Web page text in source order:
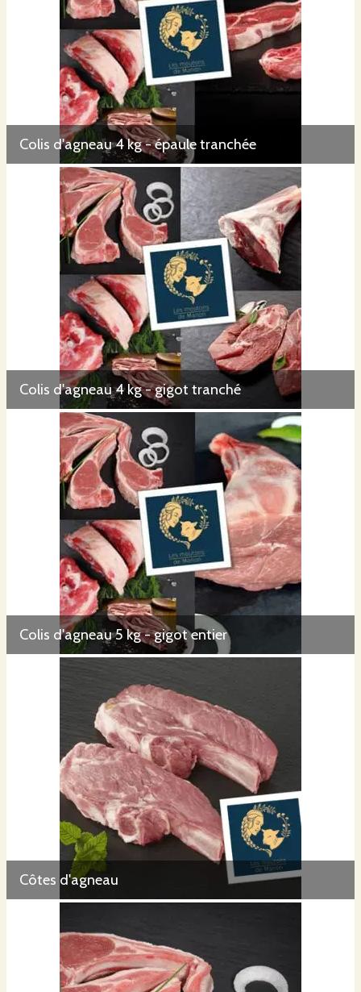
Colis d'agneau 4 kg - épaule tranchée
Colis d'agneau 4 kg - gigot tranché
Colis d'agneau 5 kg - gigot entier
Côtes d'agneau